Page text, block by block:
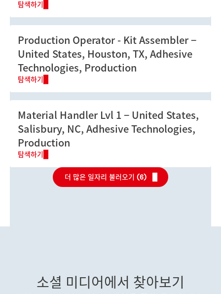
탐색하기
Production Operator - Kit Assembler
United States, Houston, TX, Adhesive
Technologies, Production
탐색하기
Material Handler Lvl 1
United States,
Salisbury, NC, Adhesive Technologies,
Production
탐색하기
더 많은 일자리 불러오기 (6)
소셜 미디어에서 찾아보기